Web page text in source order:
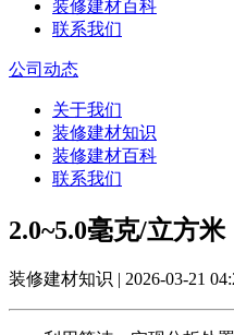
装修建材百科
联系我们
公司动态
关于我们
装修建材知识
装修建材百科
联系我们
2.0~5.0毫克/立方
装修建材知识 | 2026-03-21